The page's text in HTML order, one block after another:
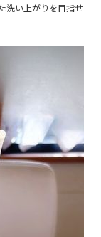
洗い上がりを目指せ